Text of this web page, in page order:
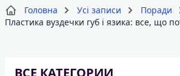
Головна Усі записи
Поради
Пластика вуздечки губ і язика: все, що
ВСЕ КАТЕГОРИИ